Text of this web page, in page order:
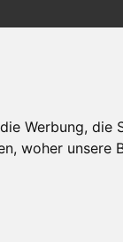
Werbung, die
woher unsere
dafür umso
für Yoga,